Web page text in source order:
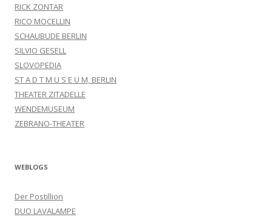
RICK ZONTAR
RICO MOCELLIN
SCHAUBUDE BERLIN
SILVIO GESELL
SLOVOPEDIA
ST A D T M U S E U M, BERLIN
THEATER ZITADELLE
WENDEMUSEUM
ZEBRANO-THEATER
WEBLOGS
Der Postillion
DUO LAVALAMPE